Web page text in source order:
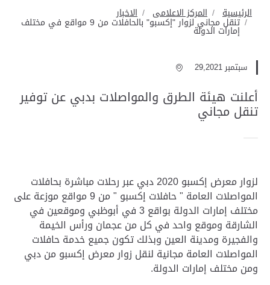
الرئيسية المركز الاعلامى الاخبار
تنقل مجاني لزوار "إكسبو" بالحافلات من 9 مواقع في مختلف
إمارات الدولة
سبتمبر 29,2021
أعلنت هيئة الطرق والمواصلات بدبي عن توفير
تنقل مجاني
لزوار معرض إكسبو 2020 دبي عبر رحلات مباشرة بحافلات
المواصلات العامة " حافلات إكسبو " من 9 مواقع موزعة على
مختلف إمارات الدولة بواقع 3 في أبوظبي وموقعين في
الشارقة وموقع واحد في كل من عجمان ورأس الخيمة
والفجيرة ومدينة العين وبذلك تكون جميع خدمة حافلات
المواصلات العامة مجانية لنقل زوار معرض إكسبو من دبي
ومن مختلف إمارات الدولة.